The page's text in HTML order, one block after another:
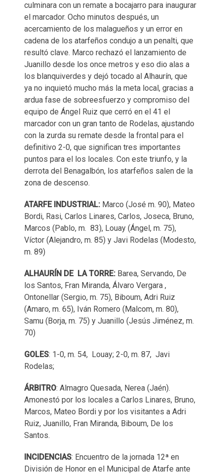
culminara con un remate a bocajarro para inaugurar
el marcador. Ocho minutos después, un
acercamiento de los malagueños y un error en
cadena de los atarfeños condujo a un penalti, que
resultó clave. Marco rechazó el lanzamiento de
Juanillo desde los once metros y eso dio alas a
los blanquiverdes y dejó tocado al Alhaurín, que
ya no inquietó mucho más la meta local, gracias a
ardua fase de sobreesfuerzo y compromiso del
equipo de Ángel Ruiz que cerró en el 41 el
marcador con un gran tanto de Rodelas, ajustando
con la zurda su remate desde la frontal para el
definitivo 2-0, que significan tres importantes
puntos para el los locales. Con este triunfo, y la
derrota del Benagalbón, los atarfeños salen de la
zona de descenso.
ATARFE INDUSTRIAL: Marco (José m. 90), Mateo
Bordi, Rasi, Carlos Linares, Carlos, Joseca, Bruno,
Marcos (Pablo, m. 83), Louay (Ángel, m. 75),
Víctor (Alejandro, m. 85) y Javi Rodelas (Modesto,
m. 89)
ALHAURÍN DE LA TORRE: Barea, Servando, De
los Santos, Fran Miranda, Álvaro Vergara ,
Ontonellar (Sergio, m. 75), Biboum, Adri Ruiz
(Amaro, m. 65), Iván Romero (Malcom, m. 80),
Samu (Borja, m. 75) y Juanillo (Jesús Jiménez, m.
70)
GOLES: 1-0, m. 54, Louay; 2-0, m. 87, Javi
Rodelas;
ÁRBITRO: Almagro Quesada, Nerea (Jaén).
Amonestó por los locales a Carlos Linares, Bruno,
Marcos, Mateo Bordi y por los visitantes a Adri
Ruiz, Juanillo, Fran Miranda, Biboum, De los
Santos.
INCIDENCIAS: Encuentro de la jornada 12ª en
División de Honor en el Municipal de Atarfe ante